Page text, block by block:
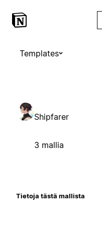
Templates
Shipfarer
3 mallia
Tietoja tästä mallista